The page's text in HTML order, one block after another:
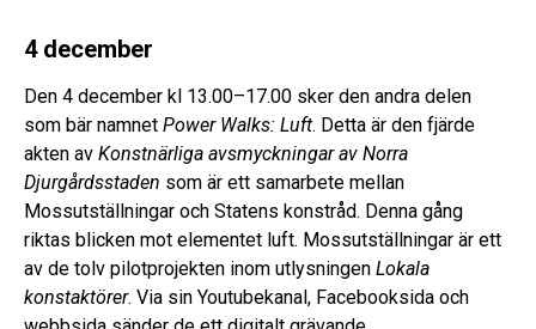
4 december
Den 4 december kl 13.00–17.00 sker den andra delen
som bär namnet Power Walks: Luft. Detta är den fjärde
akten av Konstnärliga avsmyckningar av Norra
Djurgårdsstaden som är ett samarbete mellan
Mossutställningar och Statens konstråd. Denna gång
riktas blicken mot elementet luft. Mossutställningar är ett
av de tolv pilotprojekten inom utlysningen Lokala
konstaktörer. Via sin Youtubekanal, Facebooksida och